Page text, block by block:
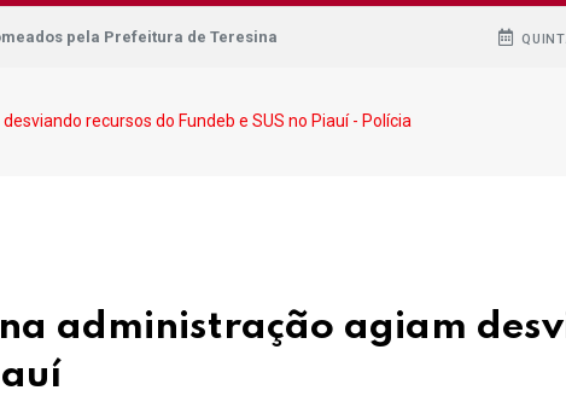
pela Prefeitura de Teresina
recursos do Fundeb e SUS no Piauí - Polícia
administração agiam